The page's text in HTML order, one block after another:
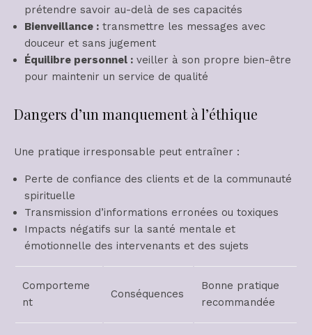
prétendre savoir au-delà de ses capacités
Bienveillance : transmettre les messages avec
douceur et sans jugement
Équilibre personnel : veiller à son propre bien-être
pour maintenir un service de qualité
Dangers d’un manquement à l’éthique
Une pratique irresponsable peut entraîner :
Perte de confiance des clients et de la communauté
spirituelle
Transmission d’informations erronées ou toxiques
Impacts négatifs sur la santé mentale et
émotionnelle des intervenants et des sujets
Comporteme
nt
Conséquences
Bonne pratique
recommandée